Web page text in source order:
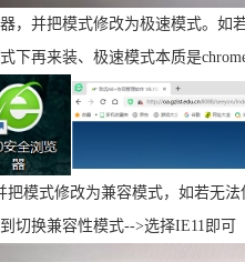
，并把模式修改为极速模式。如
下再来装、极速模式本质是
把模式修改为兼容模式，如若无
切换兼容性模式-->选择IE11即